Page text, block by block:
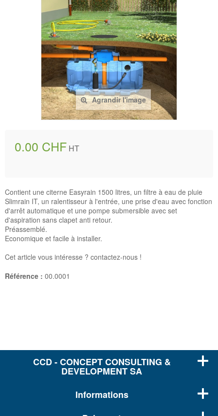
Agrandir l'image
0.00 CHF HT
Contient une citerne Easyrain 1500 litres, un filtre à eau de pluie
Slimrain IT, un ralentisseur à l'entrée, une prise d'eau avec fonction
d'arrêt automatique et une pompe submersible avec set
d'aspiration sans clapet anti retour.
Préassemblé.
Economique et facile à installer.
Cet article vous intéresse ? contactez-nous !
Référence : 00.0001
CCD - CONCEPT CONSULTING &
DEVELOPMENT SA
Informations